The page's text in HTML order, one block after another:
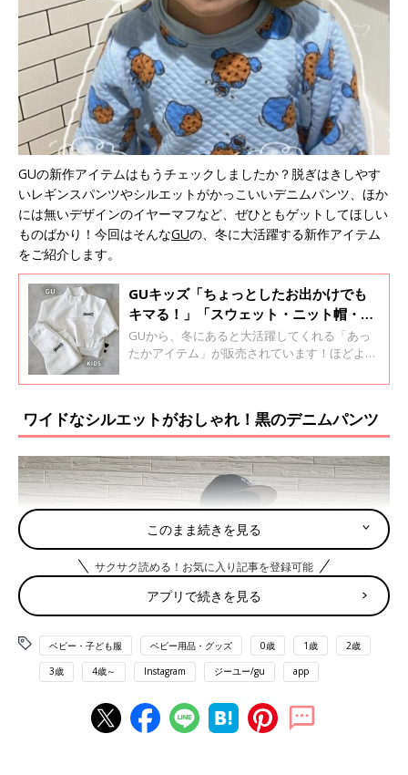
GUの新作アイテムはもうチェックしましたか？脱ぎはきしやす
いレギンスパンツやシルエットがかっこいいデニムパンツ、ほか
には無いデザインのイヤーマフなど、ぜひともゲットしてほしい
ものばかり！今回はそんなGUの、冬に大活躍する新作アイテム
をご紹介します。
GUキッズ「ちょっとしたお出かけでも
キマる！」「スウェット・ニット帽・ア
ウターも！」冬に大活躍★あったかアイ
テム4選
GUから、冬にあると大活躍してくれる「あっ
たかアイテム」が販売されています！ほどよい
はかかせないニット帽、おしりまで隠れる長め
り♪ 今回はそんなGUの、冬のおすすめアイテ
ムをご紹介します。
ワイドなシルエットがおしゃれ！黒のデニムパンツ
このまま続きを見る
サクサク読める！お気に入り記事を登録可能
アプリで続きを見る
ベビー・子ども服 ベビー用品・グッズ 0歳 1歳 2歳
3歳 4歳～ Instagram ジーユー/gu app